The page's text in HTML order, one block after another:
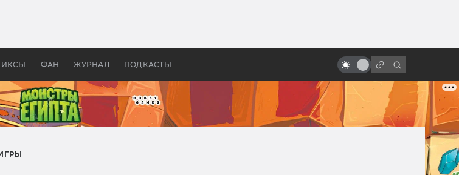
ФАН ЖУРНАЛ ПОДКАСТЫ
Древней Грецией
младшего